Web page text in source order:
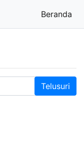
Beranda